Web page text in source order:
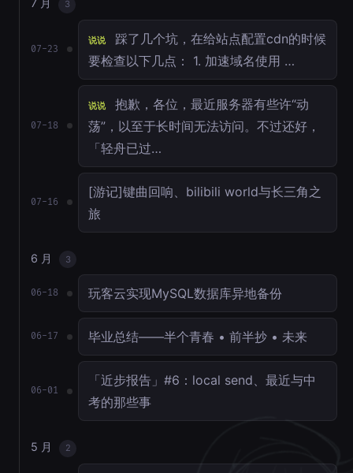
7 月 3
07-23
说说
踩了几个坑，在给站点配置cdn的时候
要检查以下几点： 1. 加速域名使用 …
07-18
说说
抱歉，各位，最近服务器有些许“动
荡”，以至于长时间无法访问。不过还好，
「轻舟已过…
07-16
[游记]键曲回响、bilibili world与长三角之
旅
6 月 3
06-18 玩客云实现MySQL数据库异地备份
06-17 毕业总结——半个青春 • 前半抄 • 未来
06-01
「近步报告」#6：local send、最近与中
考的那些事
5 月 2